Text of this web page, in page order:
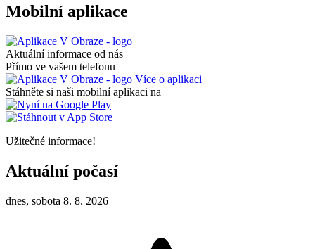
Mobilní aplikace
Aktuální informace od nás
Přímo ve vašem telefonu
Více o aplikaci
Stáhněte si naši mobilní aplikaci na
Užitečné informace!
Aktuální počasí
dnes, sobota 8. 8. 2026